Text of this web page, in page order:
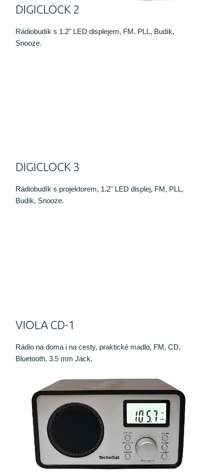
DIGICLOCK 2
Rádiobudík s 1.2" LED displejem, FM, PLL, Budík,
Snooze.
DIGICLOCK 3
Rádiobudík s projektorem, 1.2" LED displej, FM, PLL,
Budík, Snooze.
VIOLA CD-1
Rádio na doma i na cesty, praktické madlo, FM, CD,
Bluetooth, 3.5 mm Jack.